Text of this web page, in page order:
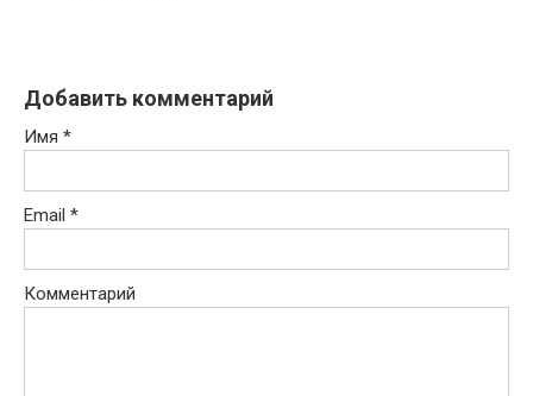
Добавить комментарий
Имя *
Email *
Комментарий